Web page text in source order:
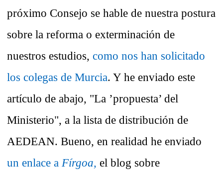
próximo Consejo se hable de nuestra postura
sobre la reforma o exterminación de
nuestros estudios, como nos han solicitado
los colegas de Murcia. Y he enviado este
artículo de abajo, "La ’propuesta’ del
Ministerio", a la lista de distribución de
AEDEAN. Bueno, en realidad he enviado
un enlace a Fírgoa, el blog sobre